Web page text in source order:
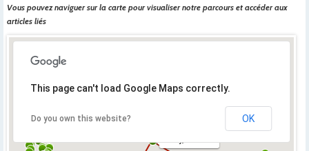
Vous pouvez naviguer sur la carte pour visualiser notre parcours et accéder aux
articles liés
This page can't load Google Maps correctly.
Do you own this website? OK